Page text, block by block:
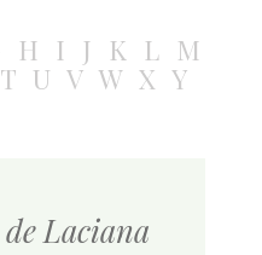
H I J K L M
T U V W X Y
Laciana